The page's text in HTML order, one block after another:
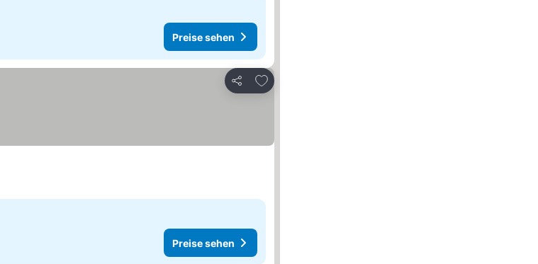
Preise sehen
Teilen
Zu Favoriten hinzufügen
Preise sehen